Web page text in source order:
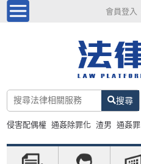
會員登入
搜尋
侵害配偶權 通姦除罪化 渣男 通姦罪